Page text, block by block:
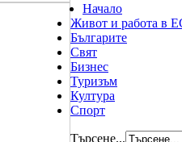
Начало
Живот и работа в
Българите
Свят
Бизнес
Туризъм
Култура
Спорт
Търсене...